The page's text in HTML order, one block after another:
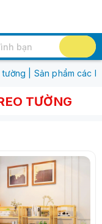
| Sản phẩm các
TƯỜNG